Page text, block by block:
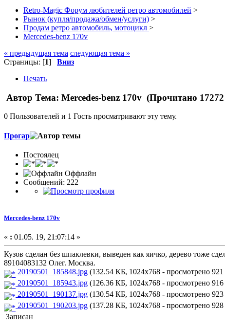
Retro-Magic Форум любителей ретро автомобилей >
Рынок (купля/продажа/обмен/услуги) >
Продам ретро автомобиль, мотоцикл >
Mercedes-benz 170v
« предыдущая тема следующая тема »
Страницы: [1] Вниз
Печать
Автор Тема: Mercedes-benz 170v (Прочитано 17272
0 Пользователей и 1 Гость просматривают эту тему.
Прогар
Постоялец
Оффлайн
Сообщений: 222
Mercedes-benz 170v
« : 01.05. 19, 21:07:14 »
Кузов сделан без шпаклевки, выведен как яичко, дерево тоже
89104083132 Олег. Москва.
20190501_185848.jpg (132.54 КБ, 1024x768 - просмотрено 921
20190501_185943.jpg (126.36 КБ, 1024x768 - просмотрено 916
20190501_190137.jpg (130.54 КБ, 1024x768 - просмотрено 923
20190501_190203.jpg (137.28 КБ, 1024x768 - просмотрено 928
Записан